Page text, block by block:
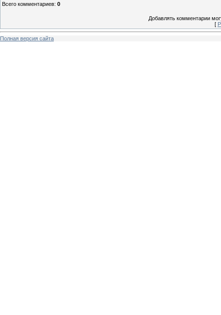
Всего комментариев: 0
Добавлять комментарии
[
Полная версия сайта